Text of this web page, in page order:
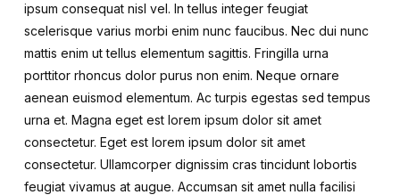
ipsum consequat nisl vel. In tellus integer feugiat
scelerisque varius morbi enim nunc faucibus. Nec dui nunc
mattis enim ut tellus elementum sagittis. Fringilla urna
porttitor rhoncus dolor purus non enim. Neque ornare
aenean euismod elementum. Ac turpis egestas sed tempus
urna et. Magna eget est lorem ipsum dolor sit amet
consectetur. Eget est lorem ipsum dolor sit amet
consectetur. Ullamcorper dignissim cras tincidunt lobortis
feugiat vivamus at augue. Accumsan sit amet nulla facilisi